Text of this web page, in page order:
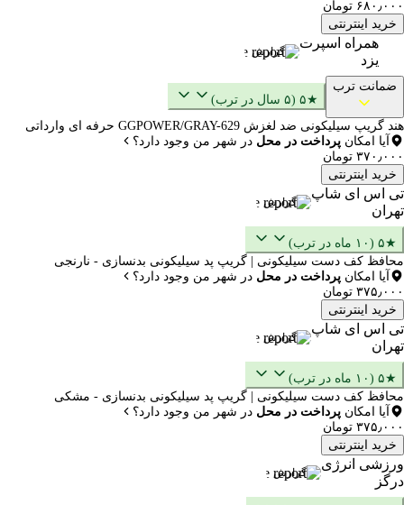
۶۸۰٫۰۰۰ تومان
خرید اینترنتی
همراه اسپرت
یزد
گزارش
ضمانت ترب
★۵ (۵ سال در ترب)
هند گریپ سیلیکونی ضد لغزش GGPOWER/GRAY-629 حرفه ای وارداتی
آیا امکان پرداخت در محل در شهر من وجود دارد؟
۳۷۰٫۰۰۰ تومان
خرید اینترنتی
تی اس ای شاپ
تهران
گزارش
★۵ (۱۰ ماه در ترب)
محافظ کف دست سیلیکونی | گریپ پد سیلیکونی بدنسازی - نارنجی
آیا امکان پرداخت در محل در شهر من وجود دارد؟
۳۷۵٫۰۰۰ تومان
خرید اینترنتی
تی اس ای شاپ
تهران
گزارش
★۵ (۱۰ ماه در ترب)
محافظ کف دست سیلیکونی | گریپ پد سیلیکونی بدنسازی - مشکی
آیا امکان پرداخت در محل در شهر من وجود دارد؟
۳۷۵٫۰۰۰ تومان
خرید اینترنتی
ورزشی انرژی
درگز
گزارش